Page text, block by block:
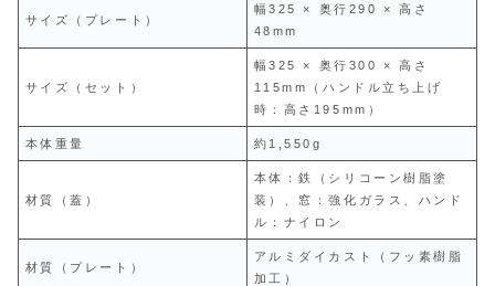
サイズ（プレート）
幅325 × 奥行290 × 高さ
48mm
サイズ（セット）
幅325 × 奥行300 × 高さ
115mm（ハンドル立ち上げ
時：高さ195mm）
本体重量 約1,550g
材質（蓋）
本体：鉄（シリコーン樹脂塗
装）、窓：強化ガラス、ハンド
ル：ナイロン
材質（プレート）
アルミダイカスト（フッ素樹脂
加工）